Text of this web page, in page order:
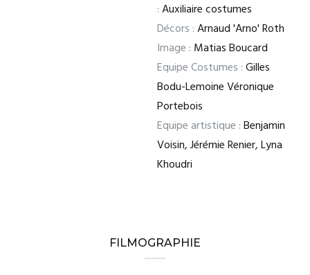
:Auxiliaire costumes
Décors :Arnaud 'Arno' Roth
Image : Matias Boucard
Equipe Costumes :Gilles
Bodu-Lemoine Véronique
Portebois
Equipe artistique :Benjamin
Voisin, Jérémie Renier, Lyna
Khoudri
FILMOGRAPHIE